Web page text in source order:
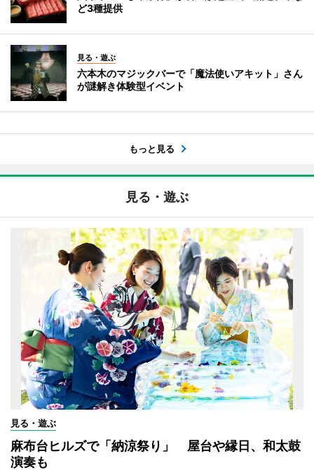
ど3種提供
見る・遊ぶ
六本木のマジックバーで「魔法使いアキット」さん
が謎解き体験型イベント
もっと見る
見る・遊ぶ
見る・遊ぶ
麻布台ヒルズで「納涼祭り」 屋台や縁日、和太鼓
演奏も